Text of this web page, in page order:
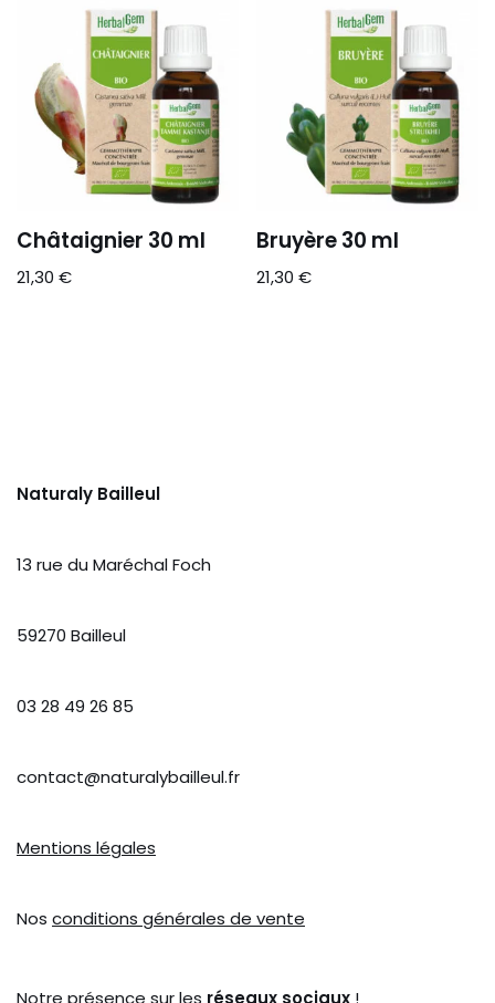
Châtaignier 30 ml
21,30 €
Bruyère 30 ml
21,30€
Naturaly Bailleul
13 rue du Maréchal Foch
59270 Bailleul
03 28 49 26 85
contact@naturalybailleul.fr
Mentions légales
Nos conditions générales de vente
Notre présence sur les réseaux sociaux !